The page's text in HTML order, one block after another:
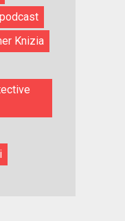
podcast
Knizia